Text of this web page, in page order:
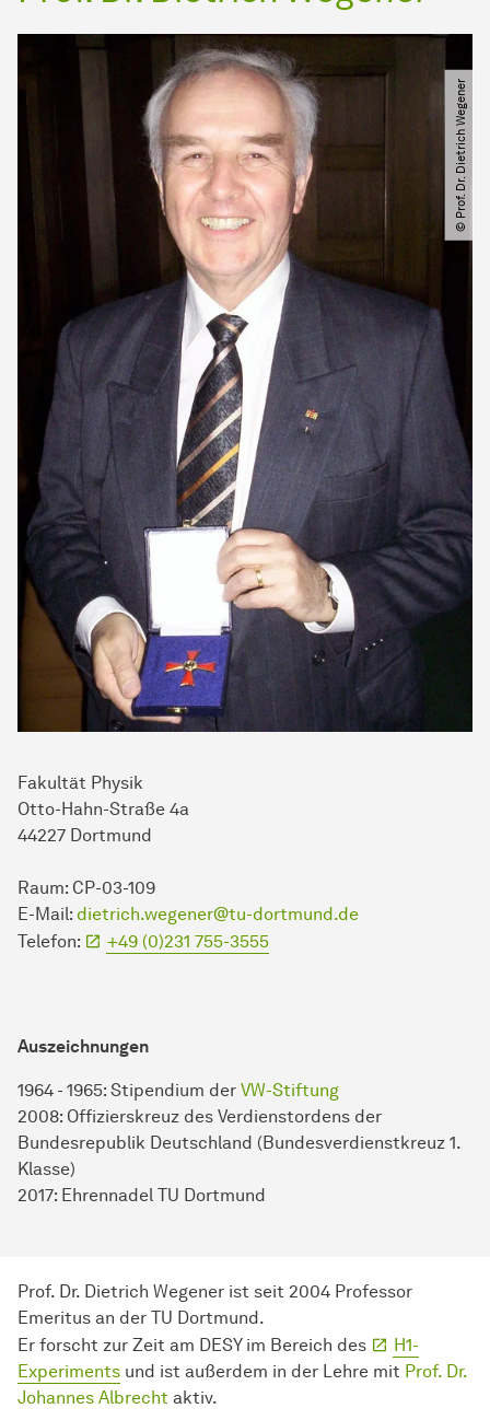
Fa­kul­tät Physik
Otto-Hahn-Straße 4a
44227 Dort­mund
Raum: CP-03-109
E-Mail: dietrich.wegener@tu-dortmund.de
Telefon:
+49 (0)231 755-3555
Auszeichnungen
1964 - 1965: Stipendium der VW-Stiftung
2008: Offizierskreuz des Verdienstordens der
Bundesrepublik Deutschland (Bundesverdienstkreuz 1.
Klasse)
2017: Ehrennadel TU Dortmund
© Prof. Dr. Dietrich Wegener
Prof. Dr. Dietrich Wegener ist seit 2004 Professor
Emeritus an der TU Dortmund.
Er forscht zur Zeit am DESY im Bereich des
H1-
Experiments und ist außerdem in der Lehre mit Prof. Dr.
Johannes Albrecht aktiv.